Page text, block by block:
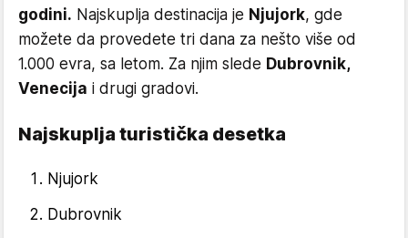
godini. Najskuplja destinacija je Njujork, gde
možete da provedete tri dana za nešto više od
1.000 evra, sa letom. Za njim slede Dubrovnik,
Venecija i drugi gradovi.
Najskuplja turistička desetka
Njujork
Dubrovnik